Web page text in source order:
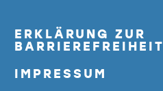
ERKLÄRUNG ZUR
BARRIEREFREIHEIT
IMPRESSUM